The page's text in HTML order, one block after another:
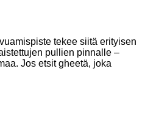
tekee siitä erityisen
pullien pinnalle –
Jos etsit gheetä, joka